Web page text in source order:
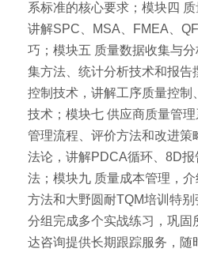
系标准的核心要求；模块四
讲解SPC、MSA、FMEA、
巧；模块五 质量数据收集与
集方法、统计分析技术和报告
控制技术，讲解工序质量控制
技术；模块七 供应商质量管
管理流程、评价方法和改进策
法论，讲解PDCA循环、8D
法；模块九 质量成本管理，
方法和大野圆耐TQM培训特
分组完成多个实战练习，巩固
达咨询提供长期跟踪服务，随